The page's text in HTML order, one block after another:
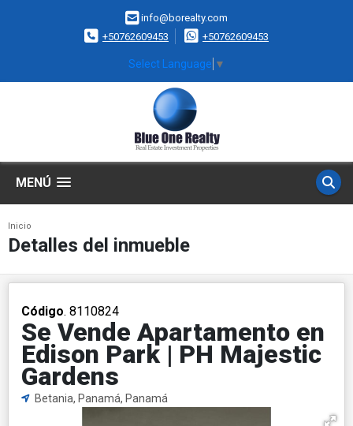
info@borealty.com
+50762609453
+50762609453
Select Language ▼
MENÚ
Inicio
Detalles del inmueble
Código. 8110824
Se Vende Apartamento en
Edison Park | PH Majestic
Gardens
Betania, Panamá, Panamá